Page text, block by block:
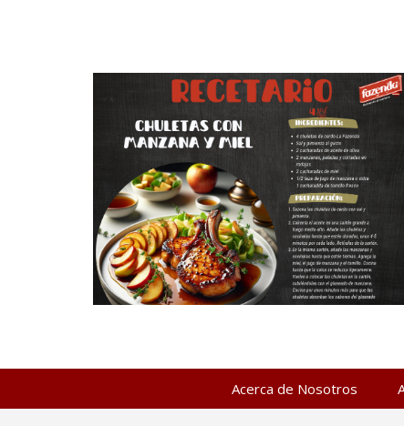
Acerca de Nosotros